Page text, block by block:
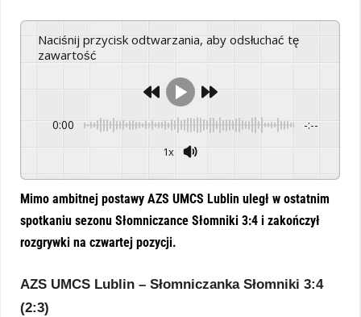
Naciśnij przycisk odtwarzania, aby odsłuchać tę
zawartość
0:00 -:--
1x
Mimo ambitnej postawy AZS UMCS Lublin uległ w ostatnim
spotkaniu sezonu Słomniczance Słomniki 3:4 i zakończył
rozgrywki na czwartej pozycji.
AZS UMCS Lublin – Słomniczanka Słomniki 3:4
(2:3)